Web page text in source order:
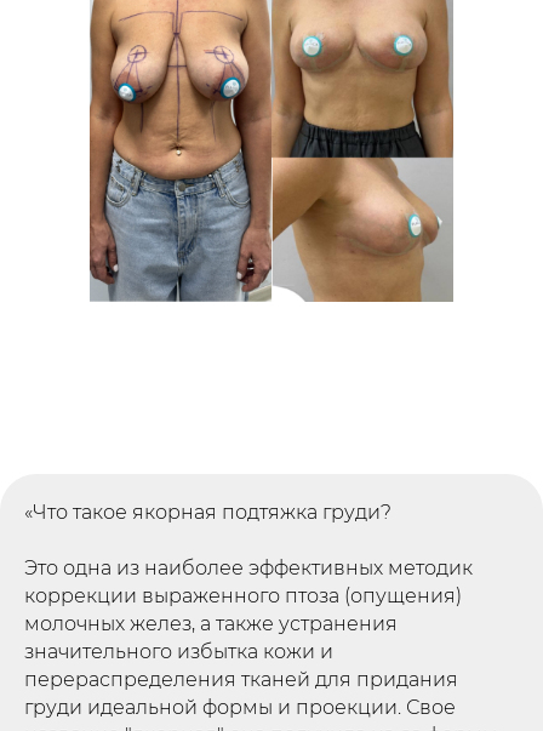
«Что такое якорная подтяжка груди?
Это одна из наиболее эффективных методик
коррекции выраженного птоза (опущения)
молочных желез, а также устранения
значительного избытка кожи и
перераспределения тканей для придания
груди идеальной формы и проекции. Свое